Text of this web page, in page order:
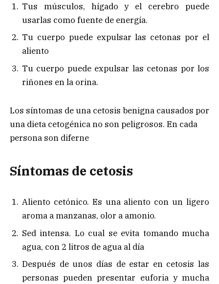
Tus músculos, hígado y el cerebro puede
usarlas como fuente de energía.
Tu cuerpo puede expulsar las cetonas por el
aliento
Tu cuerpo puede expulsar las cetonas por los
riñones en la orina.
Los síntomas de una cetosis benigna causados por
una dieta cetogénica no son peligrosos. En cada
persona son diferne
Síntomas de cetosis
Aliento cetónico. Es una aliento con un ligero
aroma a manzanas, olor a amonio.
Sed intensa. Lo cual se evita tomando mucha
agua, con 2 litros de agua al día
Después de unos días de estar en cetosis las
personas pueden presentar euforia y mucha